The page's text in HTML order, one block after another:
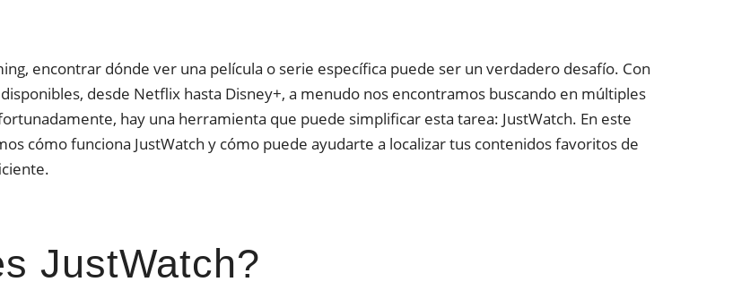
encontrar dónde ver una película o serie específica puede ser un verdadero desafío. Con
desde Netflix hasta Disney+, a menudo nos encontramos buscando en múltiples
hay una herramienta que puede simplificar esta tarea: JustWatch. En este
cómo funciona JustWatch y cómo puede ayudarte a localizar tus contenidos favoritos de
JustWatch?